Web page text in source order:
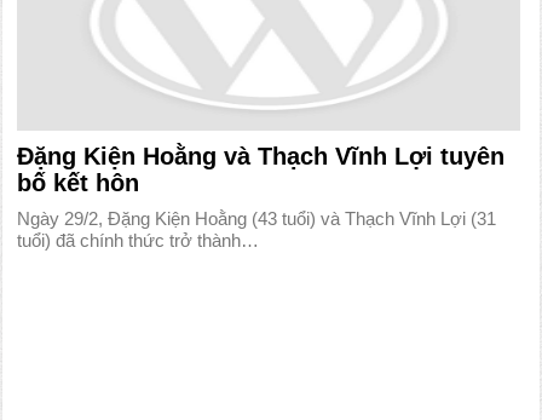
Đặng Kiện Hoằng và Thạch Vĩnh Lợi tuyên
bố kết hôn
Ngày 29/2, Đặng Kiện Hoằng (43 tuổi) và Thạch Vĩnh Lợi (31
tuổi) đã chính thức trở thành…